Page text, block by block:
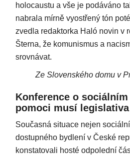
holocaustu a vše je podáváno
nabrala mírně vyostřený tón
zvedla redaktorka Haló novin v
Šterna, že komunismus a
srovnávat.
Ze Slovenského domu v
Konference o
pomoci musí legislativa
Současná situace nejen
dostupného bydlení v České
konstatovali hosté odpolední